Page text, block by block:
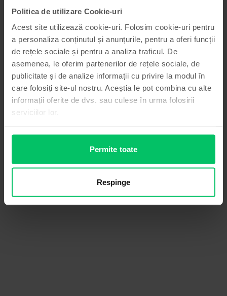
Politica de utilizare Cookie-uri
Acest site utilizează cookie-uri. Folosim cookie-uri pentru
a personaliza conținutul și anunțurile, pentru a oferi funcții
de rețele sociale și pentru a analiza traficul. De
asemenea, le oferim partenerilor de rețele sociale, de
publicitate și de analize informații cu privire la modul în
care folosiți site-ul nostru. Aceștia le pot combina cu alte
informații oferite de dvs. sau culese în urma folosirii
serviciilor lor.
Permite toate
Respinge